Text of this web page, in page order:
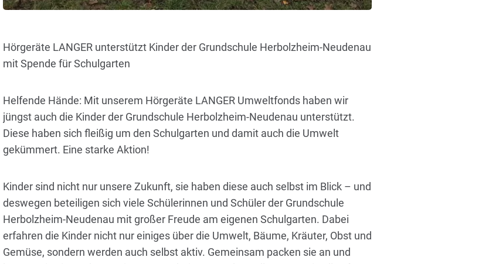
Hörgeräte LANGER unterstützt Kinder der Grundschule Herbolzheim-Neudenau
mit Spende für Schulgarten
Helfende Hände: Mit unserem Hörgeräte LANGER Umweltfonds haben wir
jüngst auch die Kinder der Grundschule Herbolzheim-Neudenau unterstützt.
Diese haben sich fleißig um den Schulgarten und damit auch die Umwelt
gekümmert. Eine starke Aktion!
Kinder sind nicht nur unsere Zukunft, sie haben diese auch selbst im Blick – und
deswegen beteiligen sich viele Schülerinnen und Schüler der Grundschule
Herbolzheim-Neudenau mit großer Freude am eigenen Schulgarten. Dabei
erfahren die Kinder nicht nur einiges über die Umwelt, Bäume, Kräuter, Obst und
Gemüse, sondern werden auch selbst aktiv. Gemeinsam packen sie an und